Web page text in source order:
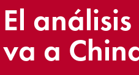
El
va a